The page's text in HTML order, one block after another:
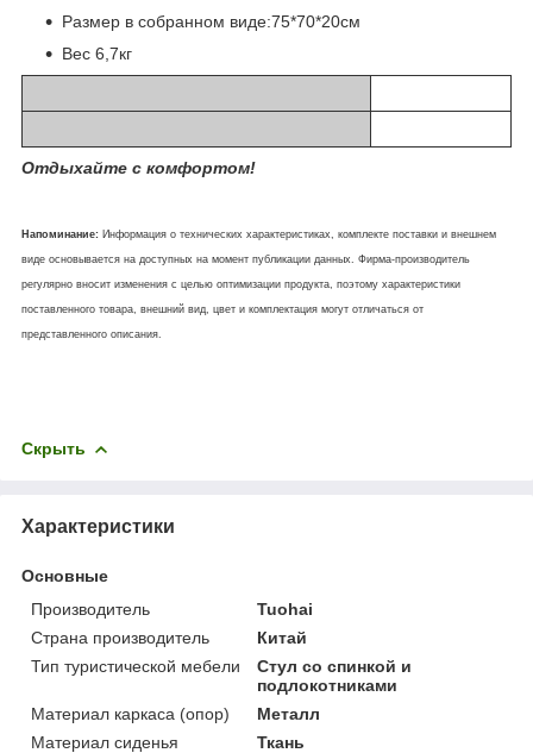
Размер в собранном виде:75*70*20см
Вес 6,7кг
Отдыхайте с комфортом!
Напоминание: Информация о технических характеристиках, комплекте поставки и внешнем
виде основывается на доступных на момент публикации данных. Фирма-производитель
регулярно вносит изменения с целью оптимизации продукта, поэтому характеристики
поставленного товара, внешний вид, цвет и комплектация могут отличаться от
представленного описания.
Скрыть
Характеристики
Основные
Производитель
Tuohai
Страна производитель
Китай
Тип туристической мебели
Стул со спинкой и
подлокотниками
Материал каркаса (опор)
Металл
Материал сиденья
Ткань